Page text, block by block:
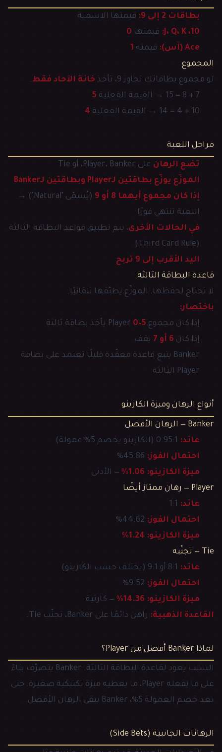
بطاقات 2 إلى 9:
قيمتها الاسمية
10، J، Q، K:
قيمتها 0
Ace (آس):
قيمته 1
المجموع
لو مجموع بطاقاتك تجاوز 9، تأخذ
خانة الآحاد فقط.
7 + 8 = 15 → القيمة الفعلية
5
10 + 4 = 14 → القيمة الفعلية
4
مراحل اللعبة
تضع الرهان على Player، Banker، أو Tie
الموزّع يوزّع بطاقتين لـPlayer وبطاقتين لـBanker
إذا كان مجموع أيهما 8 أو 9
(يُسمّى "Natural") →
اللعبة تنتهي فورًا
في الحالات الأخرى، يتم تطبيق قواعد البطاقة الثالثة
(Third Card Rule)
اليد الأقرب إلى 9 تربح
قاعدة البطاقة الثالثة
لا تحتاج لحفظها. الموزّع يطبّقها تلقائيًا.
باختصار:
إذا كان مجموع Player 0–5
يأخذ بطاقة ثالثة
إذا كان 6 أو 7
يقف
Banker يتبع قاعدة معقّدة قليلًا تعتمد على بطاقة
Player الثالثة
أنواع الرهان وميزة الكازينو
Banker — الرهان الأفضل
عائد:
احتمال الفوز:
ميزة الكازينو: 1.06%
— الأدنى
Player — رهان ممتاز أيضًا
عائد:
احتمال الفوز:
ميزة الكازينو: 1.24%
Tie — تجنّبه
عائد:
احتمال الفوز:
ميزة الكازينو: 14.36%
— كارثية
القاعدة الذهبية: راهن دائمًا على Banker، تجنّب Tie.
لماذا Banker أفضل من Player؟
السبب يعود لقاعدة البطاقة الثالثة. Banker يتصرّف بناءً
على ما يفعله Player، ما يعطيه ميزة تكتيكية صغيرة. حتى
بعد خصم العمولة 5%، Banker يبقى الرهان الأفضل.
الرهانات الجانبية (Side Bets)